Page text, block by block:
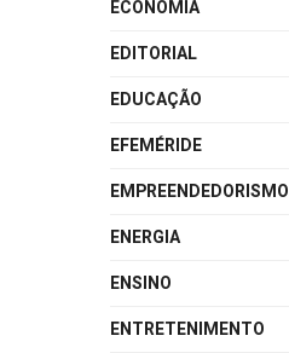
ECONOMIA
EDITORIAL
EDUCAÇÃO
EFEMÉRIDE
EMPREENDEDORISMO
ENERGIA
ENSINO
ENTRETENIMENTO